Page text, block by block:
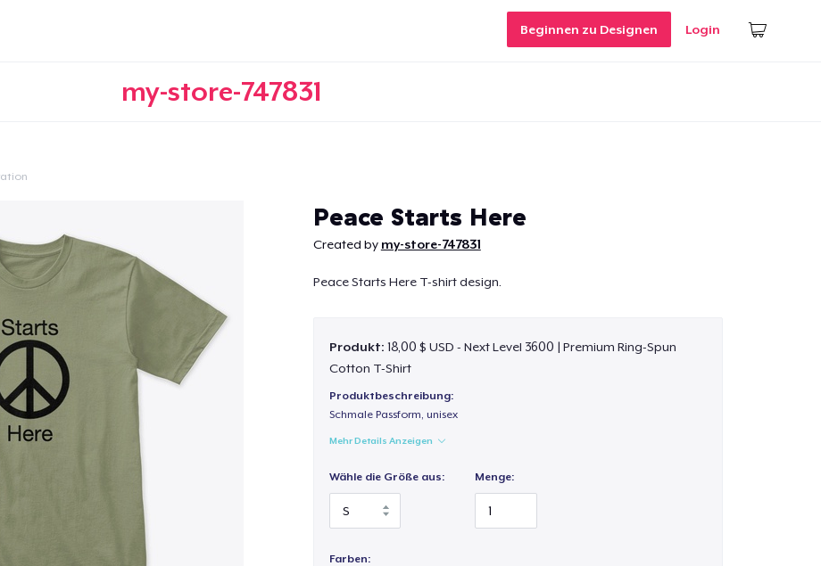
Beginnen zu Designen Login
my-store-747831
Peace Starts Here
Created by my-store-747831
Peace Starts Here T-shirt design.
Produkt: 18,00 $ USD - Next Level 3600 | Premium Ring-Spun
Cotton T-Shirt
Produktbeschreibung:
Schmale Passform, unisex
Mehr Details Anzeigen
Wähle die Größe aus: Menge:
Farben: